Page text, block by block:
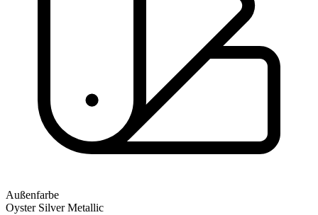
Außenfarbe
Oyster Silver Metallic